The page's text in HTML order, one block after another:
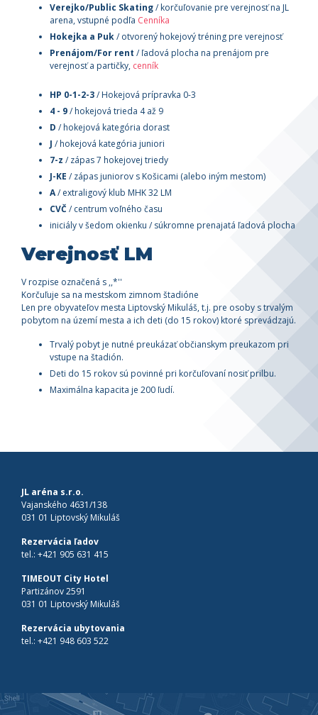
Verejko/Public Skating/ korčuľovanie pre verejnosť na JL
arena, vstupné podľa Cenníka
Hokejka a Puk/ otvorený hokejový tréning pre verejnosť
Prenájom/For rent / ľadová plocha na prenájom pre
verejnosť a partičky, cenník
HP 0-1-2-3/ Hokejová prípravka 0-3
4 - 9/ hokejová trieda 4 až 9
D / hokejová kategória dorast
J / hokejová kategória juniori
7-z / zápas 7 hokejovej triedy
J-KE / zápas juniorov s Košicami (alebo iným mestom)
A/ extraligový klub MHK 32 LM
CVČ / centrum voľného času
iniciály v šedom okienku / súkromne prenajatá ľadová plocha
Verejnosť LM
V rozpise označená s ,,*''
Korčuľuje sa na mestskom zimnom štadióne
Len pre obyvateľov mesta Liptovský Mikuláš, t.j. pre osoby s trvalým
pobytom na území mesta a ich deti (do 15 rokov) ktoré sprevádzajú.
Trvalý pobyt je nutné preukázať občianskym preukazom pri
vstupe na štadión.
Deti do 15 rokov sú povinné pri korčuľovaní nosiť prilbu.
Maximálna kapacita je 200 ľudí.
JL aréna s.r.o.
Vajanského 4631/138
031 01 Liptovský Mikuláš
Rezervácia ľadov
tel.: +421 905 631 415
TIMEOUT City Hotel
Partizánov 2591
031 01 Liptovský Mikuláš
Rezervácia ubytovania
tel.: +421 948 603 522